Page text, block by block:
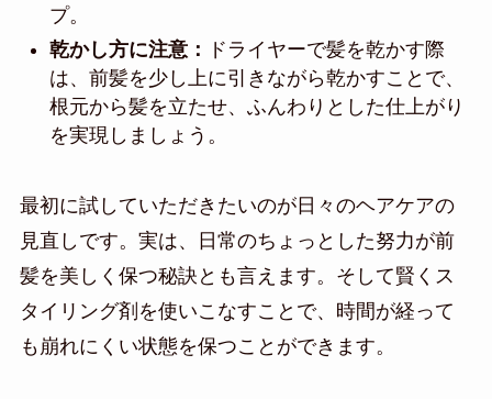
プ。
乾かし方に注意：
ドライヤーで髪を乾かす際
は、前髪を少し上に引きながら乾かすことで、
根元から髪を立たせ、ふんわりとした仕上がり
を実現しましょう。
最初に試していただきたいのが日々のヘアケアの
見直しです。実は、日常のちょっとした努力が前
髪を美しく保つ秘訣とも言えます。そして賢くス
タイリング剤を使いこなすことで、時間が経って
も崩れにくい状態を保つことができます。